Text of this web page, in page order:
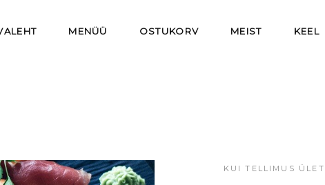
MENÜÜ OSTUKORV MEIST KEEL
KUI TELLIMUS